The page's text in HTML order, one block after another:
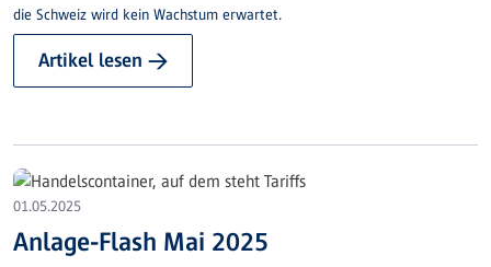
die Schweiz wird kein Wachstum erwartet.
Artikel lesen →
01.05.2025
Anlage-Flash Mai 2025